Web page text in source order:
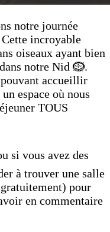
notre journée
Cette incroyable
oiseaux ayant bien
notre Nid 🪹.
accueillir
espace où nous
TOUS
si vous avez des
à trouver une salle
pour
en commentaire